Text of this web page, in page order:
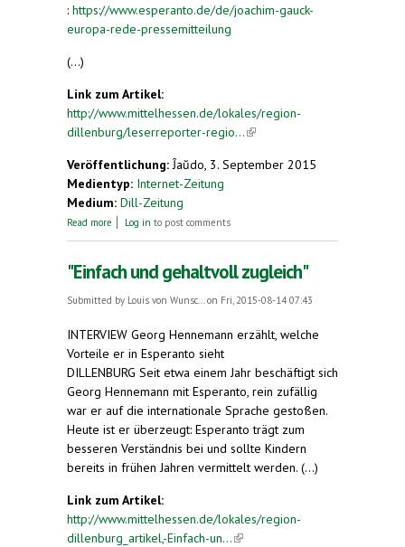
: https://www.esperanto.de/de/joachim-gauck-
europa-rede-pressemitteilung
(...)
Link zum Artikel:
http://www.mittelhessen.de/lokales/region-
dillenburg/leserreporter-regio...(link is external)
Veröffentlichung: Ĵaŭdo, 3. September 2015
Medientyp: Internet-Zeitung
Medium: Dill-Zeitung
Read more about Am 26. September wird wie jedes Jahr der
Log in to post comments
"Einfach und gehaltvoll zugleich"
Submitted by Louis von Wunsc... on Fri, 2015-08-14 07:43
INTERVIEW Georg Hennemann erzählt, welche
Vorteile er in Esperanto sieht
DILLENBURG Seit etwa einem Jahr beschäftigt sich
Georg Hennemann mit Esperanto, rein zufällig
war er auf die internationale Sprache gestoßen.
Heute ist er überzeugt: Esperanto trägt zum
besseren Verständnis bei und sollte Kindern
bereits in frühen Jahren vermittelt werden. (...)
Link zum Artikel:
http://www.mittelhessen.de/lokales/region-
dillenburg_artikel,-Einfach-un...(link is external)